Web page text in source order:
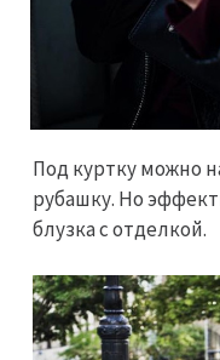
Под куртку можно
рубашку. Но
блузка с отделкой.